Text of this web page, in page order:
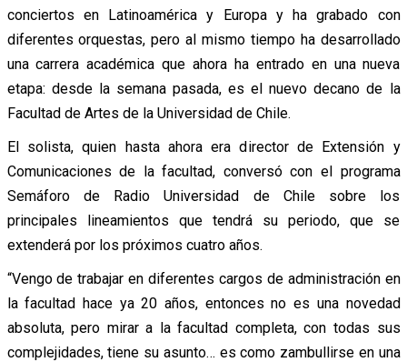
conciertos en Latinoamérica y Europa y ha grabado con
diferentes orquestas, pero al mismo tiempo ha desarrollado
una carrera académica que ahora ha entrado en una nueva
etapa: desde la semana pasada, es el nuevo decano de la
Facultad de Artes de la Universidad de Chile.
El solista, quien hasta ahora era director de Extensión y
Comunicaciones de la facultad, conversó con el programa
Semáforo de Radio Universidad de Chile sobre los
principales lineamientos que tendrá su periodo, que se
extenderá por los próximos cuatro años.
“Vengo de trabajar en diferentes cargos de administración en
la facultad hace ya 20 años, entonces no es una novedad
absoluta, pero mirar a la facultad completa, con todas sus
complejidades, tiene su asunto… es como zambullirse en una